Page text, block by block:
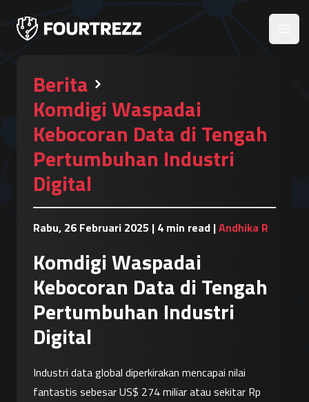
Berita
Komdigi Waspadai
Kebocoran Data di Tengah
Pertumbuhan Industri
Digital
Rabu, 26 Februari 2025 | 4 min read |Andhika R
Komdigi Waspadai
Kebocoran Data di Tengah
Pertumbuhan Industri
Digital
Industri data global diperkirakan mencapai nilai
fantastis sebesar US$ 274 miliar atau sekitar Rp